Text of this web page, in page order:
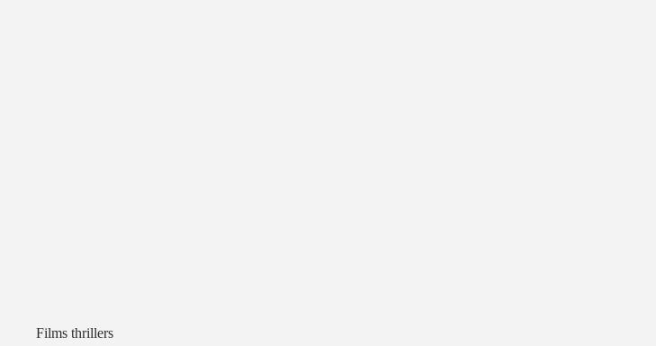
Films thrillers